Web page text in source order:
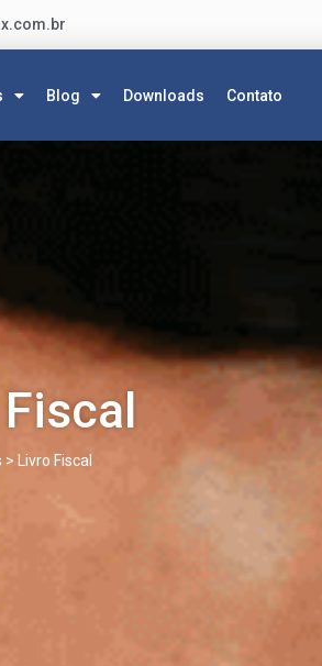
Blog Downloads Contato
Livro Fiscal